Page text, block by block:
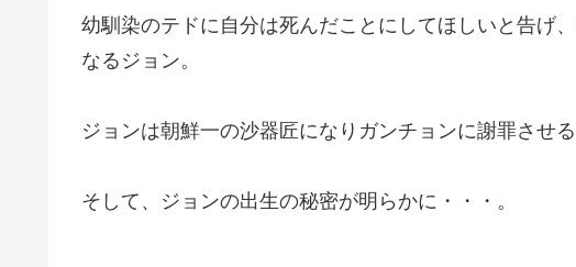
幼馴染のテドに自分は死んだことにしてほしいと告げ
なるジョン。
ジョンは朝鮮一の沙器匠になりガンチョンに謝罪させ
そして、ジョンの出生の秘密が明らかに・・・。